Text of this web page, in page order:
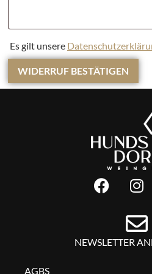
Es gilt unsere
WIDERRUF BESTÄTIGEN
AGBS
NEWSLETTER